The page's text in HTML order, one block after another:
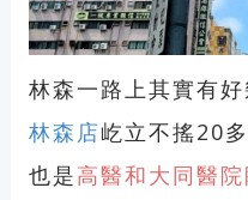
林森一路上其實有好
林森店屹立不搖20
也是高醫和大同醫